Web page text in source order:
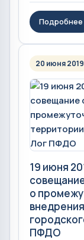
Подробнее
20 июня 2019
19 июня
о
ПФДО